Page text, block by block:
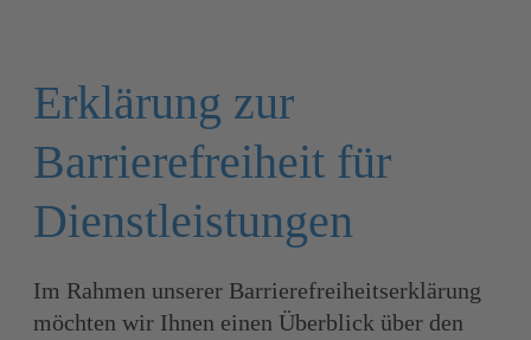
Erklärung zur
Barrierefreiheit für
Dienstleistungen
Im Rahmen unserer Barrierefreiheitserklärung
möchten wir Ihnen einen Überblick über den